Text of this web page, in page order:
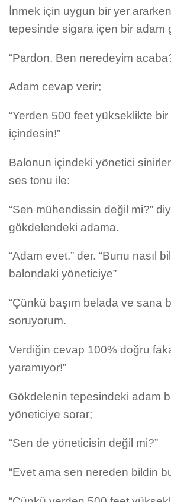
İnmek için uygun bir yer
tepesinde sigara içen bir adam
“Pardon. Ben neredeyim
Adam cevap verir;
“Yerden 500 feet yükseklikte
içindesin!”
Balonun içindeki yönetici
ses tonu ile:
“Sen mühendissin değil mi?”
gökdelendeki adama.
“Adam evet.” der. “Bunu nasıl
balondaki yöneticiye”
“Çünkü başım belada ve sana
soruyorum.
Verdiğin cevap 100% doğru
yaramıyor!”
Gökdelenin tepesindeki adam
yöneticiye sorar;
“Sen de yöneticisin değil mi?”
“Evet ama sen nereden bildin